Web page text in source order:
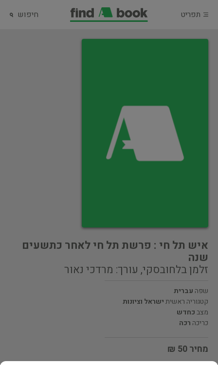
תפריט חיפוש
איש תל חי : פרשת תל חי לאחר כתשעים
שנה
זלמן בלחובסקי, עורך: מרדכי נאור
שפה עברית
קטגוריה ראשיתישראל וציונות
מצבכחדש
כריכה רכה
מחיר 50 ₪